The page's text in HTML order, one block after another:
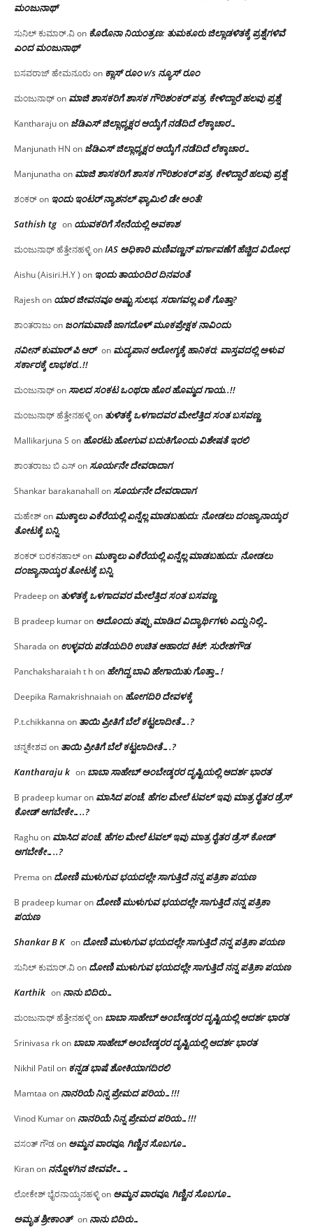
ಮಂಜು‌ನಾಥ್
ಸುನಿಲ್ ಕುಮಾರ್.ವಿon ಕೊರೊನಾ ನಿಯಂತ್ರಣ: ತುಮಕೂರು ಜಿಲ್ಲಾಡಳಿತಕ್ಕೆ ಪ್ರಶ್ನೆಗಳಿವೆ
ಎಂದ ಮಂಜು‌ನಾಥ್
ಬಸವರಾಜ್ ಹೇಮನೂರುon ಕ್ಲಾಸ್ ರೂಂ v/s ನ್ಯೂಸ್ ರೂಂ
ಮಂಜುನಾಥ್on ಮಾಜಿ ಶಾಸಕರಿಗೆ ಶಾಸಕ ಗೌರಿಶಂಕರ್ ಪತ್ರ, ಕೇಳಿದ್ದಾರೆ ಹಲವು ಪ್ರಶ್ನೆ
Kantharajuon ಜೆಡಿಎಸ್ ಜಿಲ್ಲಾಧ್ಯಕ್ಷರ ಆಯ್ಕೆಗೆ ನಡೆದಿದೆ ಲೆಕ್ಕಾಚಾರ…
Manjunath HN on ಜೆಡಿಎಸ್ ಜಿಲ್ಲಾಧ್ಯಕ್ಷರ ಆಯ್ಕೆಗೆ ನಡೆದಿದೆ ಲೆಕ್ಕಾಚಾರ…
Manjunatha on ಮಾಜಿ ಶಾಸಕರಿಗೆ ಶಾಸಕ ಗೌರಿಶಂಕರ್ ಪತ್ರ, ಕೇಳಿದ್ದಾರೆ ಹಲವು ಪ್ರಶ್ನೆ
ಶಂಕರ್on ಇಂದು ಇಂಟರ್ ನ್ಯಾಶನಲ್ ಫ್ಯಾಮಿಲಿ ಡೇ ಅಂತೆ!
Sathish tg on ಯುವಕರಿಗೆ ಸೇನೆಯಲ್ಲಿ ಅವಕಾಶ
ಮಂಜುನಾಥ್ ಹೆತ್ತೇನಹಳ್ಳಿonIAS ಅಧಿಕಾರಿ ಮಣಿವಣ್ಣನ್ ವರ್ಗಾವಣೆಗೆ ಹೆಚ್ಚಿದ‌ ವಿರೋಧ
Aishu (Aisiri.H.Y ) on ಇಂದು ತಾಯಂದಿರ ದಿನವಂತೆ
Rajeshon ಯಾರ ಜೀವನವೂ ಅಷ್ಟು ಸುಲಭ, ಸರಾಗವಲ್ಲ ಏಕೆ ಗೊತ್ತಾ?
ಶಾಂತರಾಜುon ಜಂಗಮವಾಣಿ ಜಾಗದೊಳ್ ಮೂಕಪ್ರೇಕ್ಷಕ ನಾವಿಂದು
ನವೀನ್ ಕುಮಾರ್ ಪಿ ಆರ್ on ಮದ್ಯಪಾನ ಆರೋಗ್ಯಕ್ಕೆ ಹಾನಿಕರ; ವಾಸ್ತವದಲ್ಲಿ ಅಳುವ
ಸರ್ಕಾರಕ್ಕೆ ಲಾಭಕರ..!!
ಮಂಜುನಾಥ್onಸಾಲದ ಸಂಕಟ ಒಂಥರಾ ಹೊರ ಹೊಮ್ಮದ ಗಾಯ..!!
ಮಂಜುನಾಥ್ ಹೆತ್ತೇನಹಳ್ಳಿon ತುಳಿತಕ್ಕೆ ಒಳಗಾದವರ ಮೇಲೆತ್ತಿದ ಸಂತ ಬಸವಣ್ಣ
Mallikarjuna S on ಹೊರಟು ಹೋಗುವ ಬದುಕಿಗೊಂದು ವಿಶೇಷತೆ ಇರಲಿ
ಶಾಂತರಾಜು ಬಿ ಎಸ್onಸೂರ್ಯನೇ ದೇವರಾದಾಗ
Shankar barakanahall onಸೂರ್ಯನೇ ದೇವರಾದಾಗ
ಮಹೇಶ್on ಮುಕ್ಕಾಲು ಎಕೆರೆಯಲ್ಲಿ ಏನ್ನೆಲ್ಲ‌ ಮಾಡಬಹುದು: ನೋಡಲು ದಂಜ್ಯಾನಾಯ್ಕರ
ತೋಟಕ್ಕೆ ಬನ್ನಿ
ಶಂಕರ್ ಬರಕನಹಾಲ್on ಮುಕ್ಕಾಲು ಎಕೆರೆಯಲ್ಲಿ ಏನ್ನೆಲ್ಲ‌ ಮಾಡಬಹುದು: ನೋಡಲು
ದಂಜ್ಯಾನಾಯ್ಕರ ತೋಟಕ್ಕೆ ಬನ್ನಿ
Pradeepon ತುಳಿತಕ್ಕೆ ಒಳಗಾದವರ ಮೇಲೆತ್ತಿದ ಸಂತ ಬಸವಣ್ಣ
B pradeep kumaron ಅದೊಂದು ತಪ್ಪು ಮಾಡಿದ ವಿದ್ಯಾರ್ಥಿಗಳು ಎದ್ದು ನಿಲ್ಲಿ…
Sharada on ಉಳ್ಳವರು ಪಡೆಯದಿರಿ ಉಚಿತ ಆಹಾರದ ಕಿಟ್: ಸುರೇಶಗೌಡ
Panchaksharaiah t hon ಹೇಗಿದ್ದ ಬಾವಿ ಹೇಗಾಯಿತು ಗೊತ್ತಾ…!
Deepika Ramakrishnaiahon ಹೋಗದಿರಿ ದೇವಳಕ್ಕೆ
P.t.chikkanna on ತಾಯಿ ಪ್ರೀತಿಗೆ ಬೆಲೆ ಕಟ್ಟಲಾದೀತೆ….?
ಚನ್ನಕೇಶವon ತಾಯಿ ಪ್ರೀತಿಗೆ ಬೆಲೆ ಕಟ್ಟಲಾದೀತೆ….?
Kantharaju k on ಬಾಬಾ ಸಾಹೇಬ್ ಅಂಬೇಡ್ಕರರ ದೃಷ್ಟಿಯಲ್ಲಿ ಆದರ್ಶ ಭಾರತ
B pradeep kumaron ಮಾಸಿದ ಪಂಚೆ, ಹೆಗಲ ಮೇಲೆ ಟವಲ್‌ ಇವು ಮಾತ್ರ ರೈತರ ಡ್ರೆಸ್‌
ಕೋಡ್ ಆಗಬೇಕೇ…..?‌
Raghuon ಮಾಸಿದ ಪಂಚೆ, ಹೆಗಲ ಮೇಲೆ ಟವಲ್‌ ಇವು ಮಾತ್ರ ರೈತರ ಡ್ರೆಸ್‌ ಕೋಡ್
ಆಗಬೇಕೇ…..?‌
Prema on ದೋಣಿ ಮುಳುಗುವ ಭಯದಲ್ಲೇ ಸಾಗುತ್ತಿದೆ ನನ್ನ ಪತ್ರಿಕಾ ಪಯಣ
B pradeep kumaron ದೋಣಿ ಮುಳುಗುವ ಭಯದಲ್ಲೇ ಸಾಗುತ್ತಿದೆ ನನ್ನ ಪತ್ರಿಕಾ
ಪಯಣ
Shankar B K on ದೋಣಿ ಮುಳುಗುವ ಭಯದಲ್ಲೇ ಸಾಗುತ್ತಿದೆ ನನ್ನ ಪತ್ರಿಕಾ ಪಯಣ
ಸುನಿಲ್ ಕುಮಾರ್.ವಿon ದೋಣಿ ಮುಳುಗುವ ಭಯದಲ್ಲೇ ಸಾಗುತ್ತಿದೆ ನನ್ನ ಪತ್ರಿಕಾ ಪಯಣ
Karthik on ನಾನು ಬಿದಿರು…
ಮಂಜುನಾಥ್ ಹೆತ್ತೇನಹಳ್ಳಿon ಬಾಬಾ ಸಾಹೇಬ್ ಅಂಬೇಡ್ಕರರ ದೃಷ್ಟಿಯಲ್ಲಿ ಆದರ್ಶ ಭಾರತ
Srinivasa rkon ಬಾಬಾ ಸಾಹೇಬ್ ಅಂಬೇಡ್ಕರರ ದೃಷ್ಟಿಯಲ್ಲಿ ಆದರ್ಶ ಭಾರತ
Nikhil Patil on ಕನ್ನಡ ಭಾಷೆ ಶೋಕಿಯಾಗದಿರಲಿ
Mamtaa on ನಾನರಿಯೆ ನಿನ್ನ ಪ್ರೇಮದ ಪರಿಯ…!!!
Vinod Kumaron ನಾನರಿಯೆ ನಿನ್ನ ಪ್ರೇಮದ ಪರಿಯ…!!!
ವಸಂತ್ ಗೌಡon ಅಮ್ಮನ ವಾರವೂ, ಗಿಣ್ಣಿನ ಸೊಬಗೂ…
Kiranon ನನ್ನೊಳಗಿನ ಜೀವವೇ……
ಲೋಕೇಶ್ ಭೈರನಾಯ್ಕನಹಳ್ಳಿon ಅಮ್ಮನ ವಾರವೂ, ಗಿಣ್ಣಿನ ಸೊಬಗೂ…
ಅಮೃತ ಶ್ರೀಕಾಂತ್ on ನಾನು ಬಿದಿರು…